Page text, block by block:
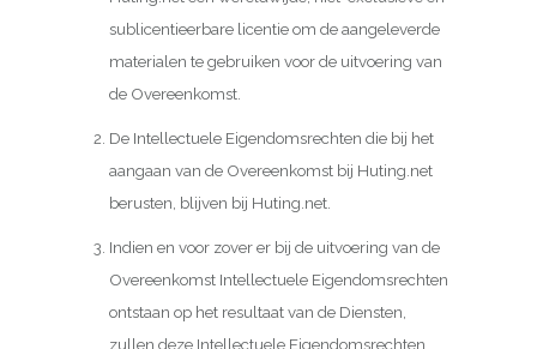
sublicentieerbare licentie om de aangeleverde
materialen te gebruiken voor de uitvoering van
de Overeenkomst.
De Intellectuele Eigendomsrechten die bij het
aangaan van de Overeenkomst bij Huting.net
berusten, blijven bij Huting.net.
Indien en voor zover er bij de uitvoering van de
Overeenkomst Intellectuele Eigendomsrechten
ontstaan op het resultaat van de Diensten,
zullen deze Intellectuele Eigendomsrechten